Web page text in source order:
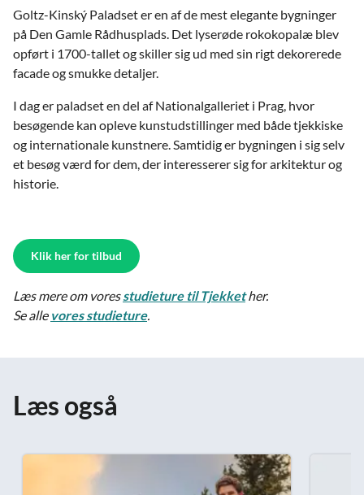
Goltz-Kinský Paladset er en af de mest elegante bygninger
på Den Gamle Rådhusplads. Det lyserøde rokokopalæ blev
opført i 1700-tallet og skiller sig ud med sin rigt dekorerede
facade og smukke detaljer.
I dag er paladset en del af Nationalgalleriet i Prag, hvor
besøgende kan opleve kunstudstillinger med både tjekkiske
og internationale kunstnere. Samtidig er bygningen i sig selv
et besøg værd for dem, der interesserer sig for arkitektur og
historie.
Klik her for tilbud
Læs mere om voresstudieture til Tjekkether.
Se alle vores studieture.
Læs også